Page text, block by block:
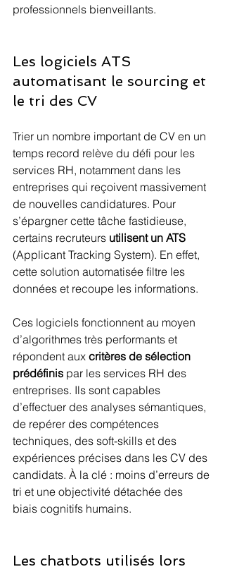
professionnels bienveillants.
Les logiciels ATS
automatisant le sourcing et
le tri des CV
Trier un nombre important de CV en un
temps record relève du défi pour les
services RH, notamment dans les
entreprises qui reçoivent massivement
de nouvelles candidatures. Pour
s’épargner cette tâche fastidieuse,
certains recruteurs utilisent un ATS
(Applicant Tracking System). En effet,
cette solution automatisée filtre les
données et recoupe les informations.
Ces logiciels fonctionnent au moyen
d’algorithmes très performants et
répondent aux critères de sélection
prédéfinis par les services RH des
entreprises. Ils sont capables
d’effectuer des analyses sémantiques,
de repérer des compétences
techniques, des soft-skills et des
expériences précises dans les CV des
candidats. À la clé : moins d’erreurs de
tri et une objectivité détachée des
biais cognitifs humains.
Les chatbots utilisés lors